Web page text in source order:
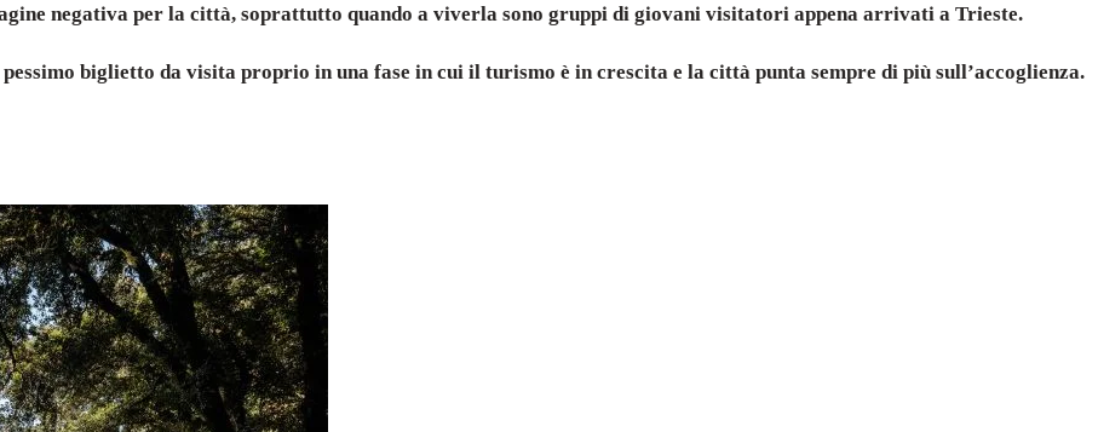
negativa per la città, soprattutto quando a viverla sono gruppi di giovani visitatori appena arrivati a Trieste.
biglietto da visita proprio in una fase in cui il turismo è in crescita e la città punta sempre di più sull’accoglienza.